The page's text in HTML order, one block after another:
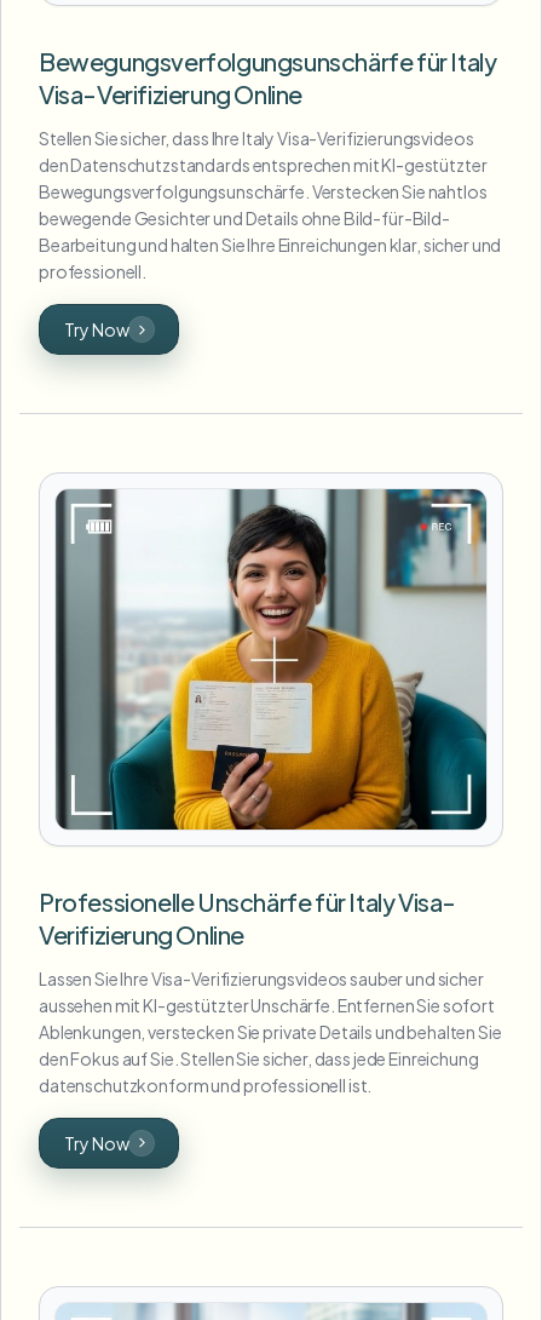
Bewegungsverfolgungsunschärfe für Italy
Visa-Verifizierung Online
Stellen Sie sicher, dass Ihre Italy Visa-Verifizierungsvideos
den Datenschutzstandards entsprechen mit KI-gestützter
Bewegungsverfolgungsunschärfe. Verstecken Sie nahtlos
bewegende Gesichter und Details ohne Bild-für-Bild-
Bearbeitung und halten Sie Ihre Einreichungen klar, sicher und
professionell.
Try Now
Professionelle Unschärfe für Italy Visa-
Verifizierung Online
Lassen Sie Ihre Visa-Verifizierungsvideos sauber und sicher
aussehen mit KI-gestützter Unschärfe. Entfernen Sie sofort
Ablenkungen, verstecken Sie private Details und behalten Sie
den Fokus auf Sie. Stellen Sie sicher, dass jede Einreichung
datenschutzkonform und professionell ist.
Try Now